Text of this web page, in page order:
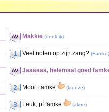
Makkie (denk ik)
Veel noten op zijn zang? (Famke)
Jaaaaaa, helemaal goed
Mooi Famke (kruuze)
Leuk, pf famke (akoe)